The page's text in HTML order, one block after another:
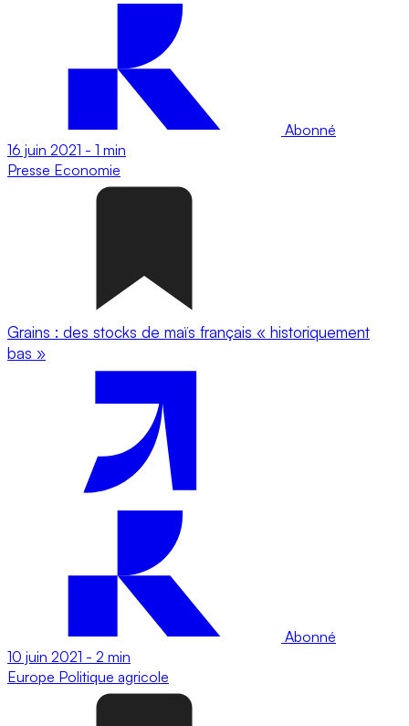
Abonné
16 juin 2021 - 1 min
Presse Economie
Grains : des stocks de maïs français « historiquement
bas »
Abonné
10 juin 2021 - 2 min
Europe Politique agricole